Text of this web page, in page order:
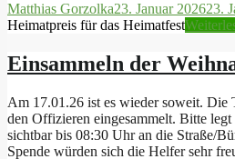
Matthias Gorzolka23. Januar 202623.
Heimatpreis für das Heimatfest
Einsammeln der
Am 17.01.26 ist es wieder soweit. Die
den Offizieren eingesammelt. Bitte legt
sichtbar bis 08:30 Uhr an die Straße/
Spende würden sich die Helfer sehr